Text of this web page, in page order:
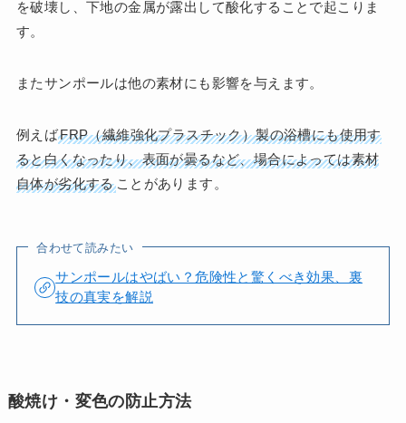
を破壊し、下地の金属が露出して酸化することで起こりま
す​​​​。
またサンポールは他の素材にも影響を与えます。
例えばFRP（繊維強化プラスチック）製の浴槽にも使用す
ると白くなったり、表面が曇るなど、場合によっては素材
自体が劣化することがあります​。
合わせて読みたい
サンポールはやばい？危険性と驚くべき効果、裏
技の真実を解説
酸焼け・変色の防止方法